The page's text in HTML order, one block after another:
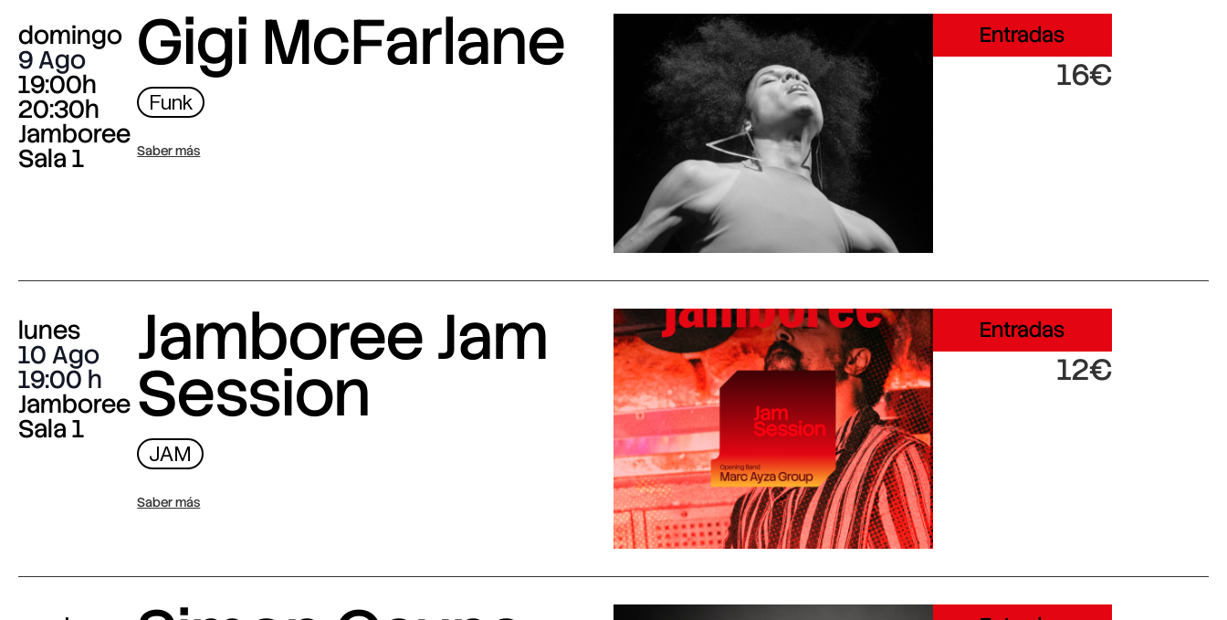
domingo
9 Ago
19:00h
20:30h
Jamboree
Sala 1
Gigi McFarlane
Funk
Saber más
Entradas
16€
lunes
10 Ago
19:00
Jamboree
Sala 1
Jamboree Jam
Session
JAM
Saber más
Entradas
12€